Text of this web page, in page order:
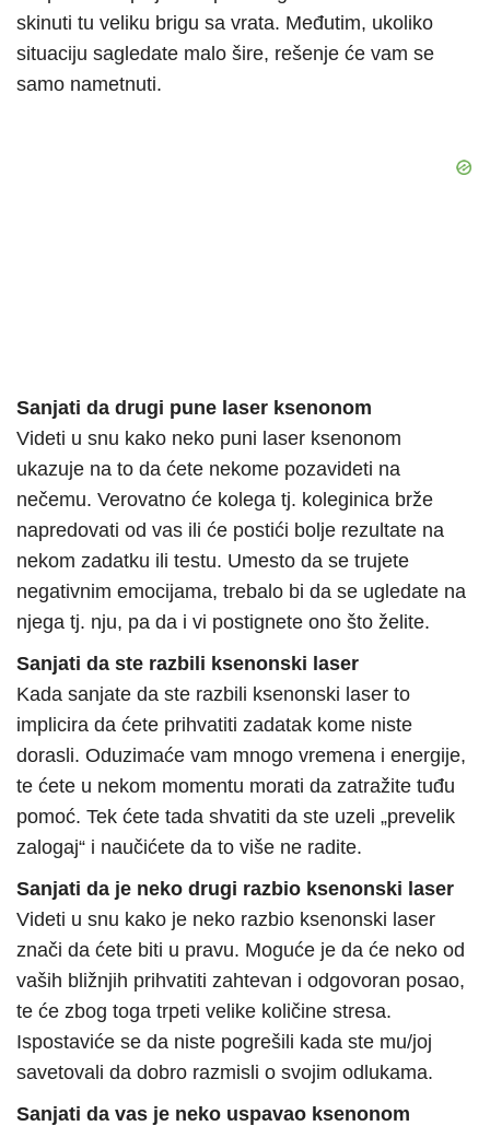
skinuti tu veliku brigu sa vrata. Međutim, ukoliko
situaciju sagledate malo šire, rešenje će vam se
samo nametnuti.
Sanjati da drugi pune laser ksenonom
Videti u snu kako neko puni laser ksenonom
ukazuje na to da ćete nekome pozavideti na
nečemu. Verovatno će kolega tj. koleginica brže
napredovati od vas ili će postići bolje rezultate na
nekom zadatku ili testu. Umesto da se trujete
negativnim emocijama, trebalo bi da se ugledate na
njega tj. nju, pa da i vi postignete ono što želite.
Sanjati da ste razbili ksenonski laser
Kada sanjate da ste razbili ksenonski laser to
implicira da ćete prihvatiti zadatak kome niste
dorasli. Oduzimaće vam mnogo vremena i energije,
te ćete u nekom momentu morati da zatražite tuđu
pomoć. Tek ćete tada shvatiti da ste uzeli „prevelik
zalogaj“ i naučićete da to više ne radite.
Sanjati da je neko drugi razbio ksenonski laser
Videti u snu kako je neko razbio ksenonski laser
znači da ćete biti u pravu. Moguće je da će neko od
vaših bližnjih prihvatiti zahtevan i odgovoran posao,
te će zbog toga trpeti velike količine stresa.
Ispostaviće se da niste pogrešili kada ste mu/joj
savetovali da dobro razmisli o svojim odlukama.
Sanjati da vas je neko uspavao ksenonom